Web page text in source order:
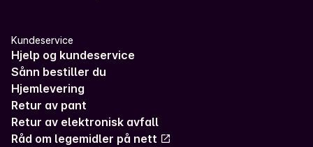
Kundeservice
Hjelp og kundeservice
Sånn bestiller du
Hjemlevering
Retur av pant
Retur av elektronisk avfall
Råd om legemidler på nett